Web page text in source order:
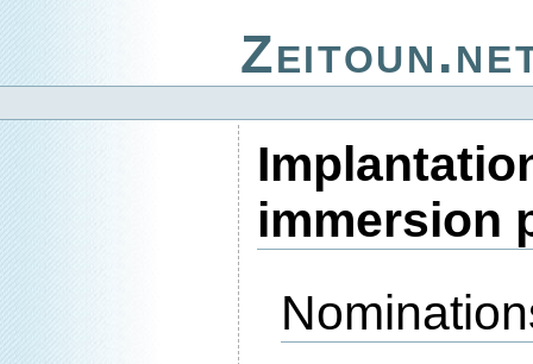
immersion